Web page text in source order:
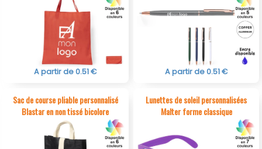
A partir de 0.51 € A partir de 0.51 €
Sac de course pliable personnalisé
Blastar en non tissé bicolore
Lunettes de soleil personnalisées
Malter forme classique